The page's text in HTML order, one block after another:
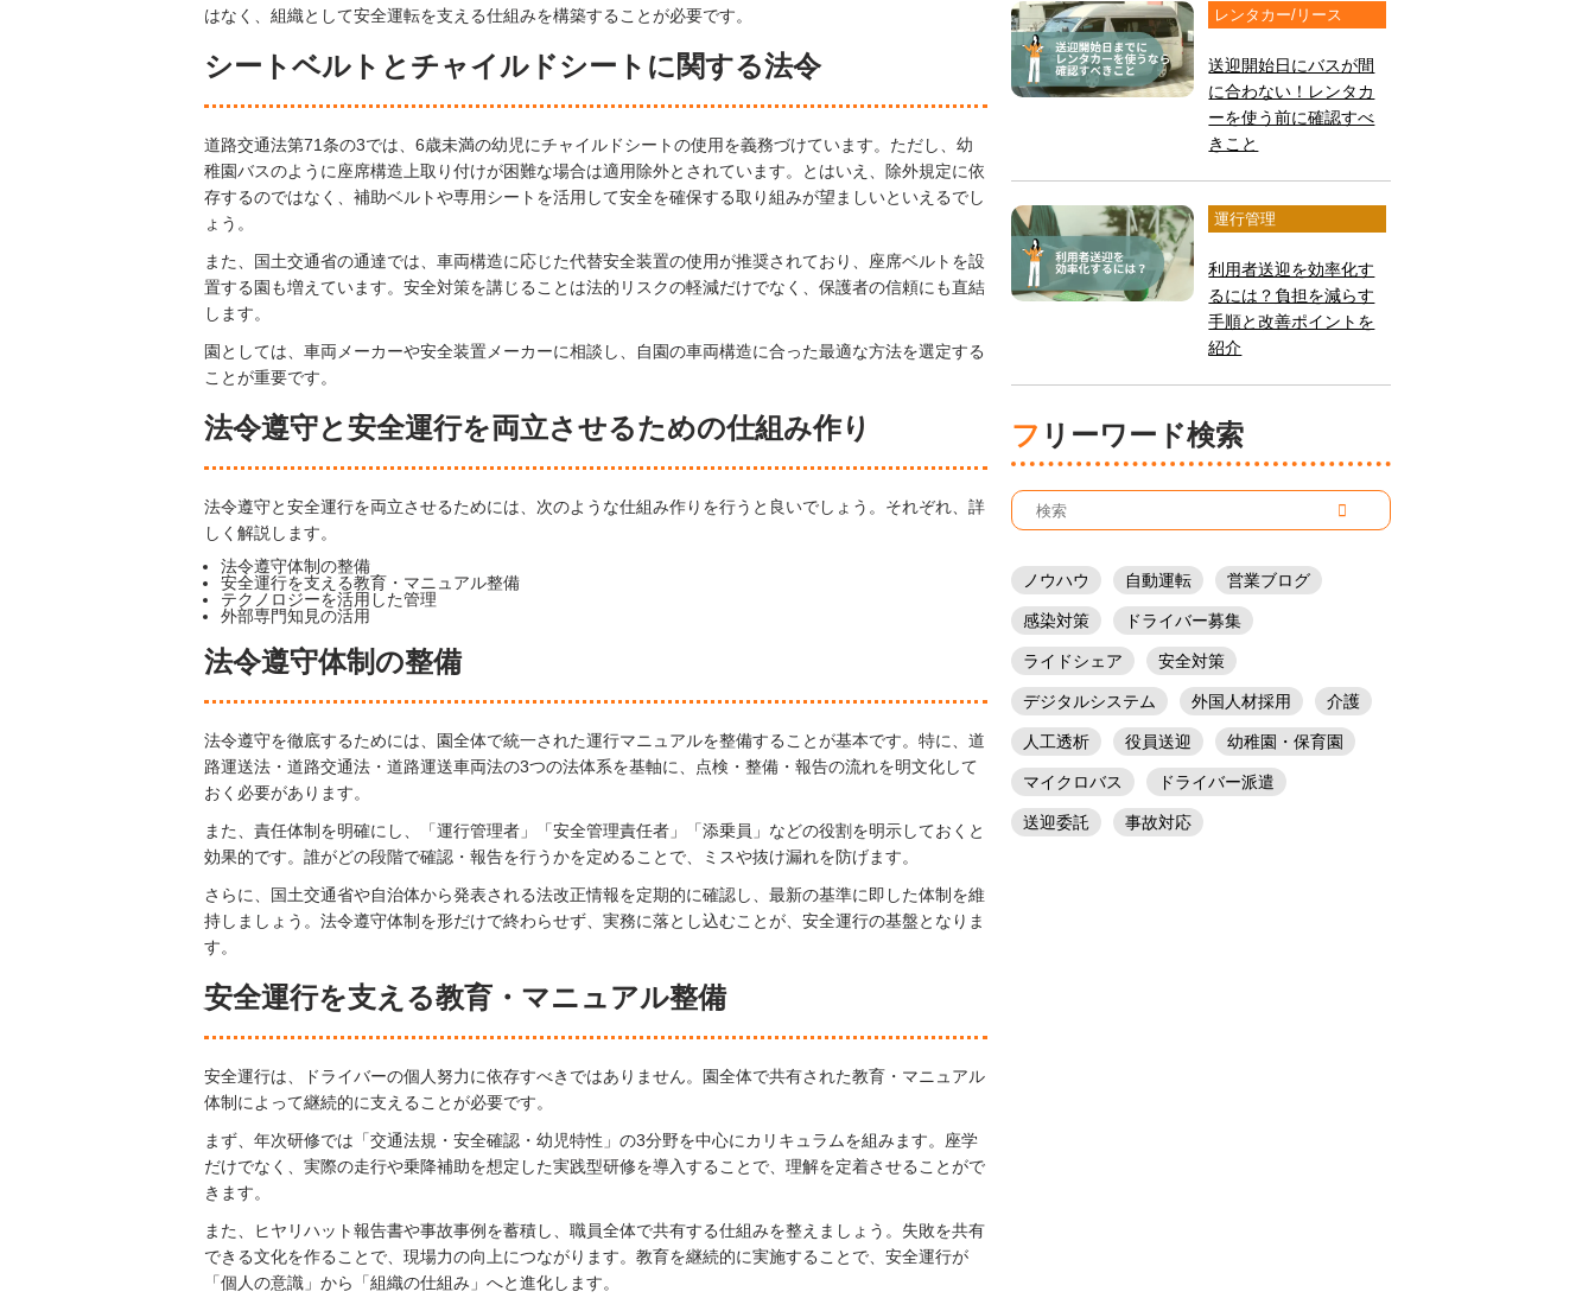
はなく、組織として安全運転を支える仕組みを構築することが必要です。
シートベルトとチャイルドシートに関する法令
道路交通法第71条の3では、6歳未満の幼児にチャイルドシートの使用を義務づけています。ただし、幼
稚園バスのように座席構造上取り付けが困難な場合は適用除外とされています。とはいえ、除外規定に依
存するのではなく、補助ベルトや専用シートを活用して安全を確保する取り組みが望ましいといえるでし
ょう。
また、国土交通省の通達では、車両構造に応じた代替安全装置の使用が推奨されており、座席ベルトを設
置する園も増えています。安全対策を講じることは法的リスクの軽減だけでなく、保護者の信頼にも直結
します。
園としては、車両メーカーや安全装置メーカーに相談し、自園の車両構造に合った最適な方法を選定する
ことが重要です。
法令遵守と安全運行を両立させるための仕組み作り
法令遵守と安全運行を両立させるためには、次のような仕組み作りを行うと良いでしょう。それぞれ、詳
しく解説します。
法令遵守体制の整備
安全運行を支える教育・マニュアル整備
テクノロジーを活用した管理
外部専門知見の活用
法令遵守体制の整備
法令遵守を徹底するためには、園全体で統一された運行マニュアルを整備することが基本です。特に、道
路運送法・道路交通法・道路運送車両法の3つの法体系を基軸に、点検・整備・報告の流れを明文化して
おく必要があります。
また、責任体制を明確にし、「運行管理者」「安全管理責任者」「添乗員」などの役割を明示しておくと
効果的です。誰がどの段階で確認・報告を行うかを定めることで、ミスや抜け漏れを防げます。
さらに、国土交通省や自治体から発表される法改正情報を定期的に確認し、最新の基準に即した体制を維
持しましょう。法令遵守体制を形だけで終わらせず、実務に落とし込むことが、安全運行の基盤となりま
す。
安全運行を支える教育・マニュアル整備
安全運行は、ドライバーの個人努力に依存すべきではありません。園全体で共有された教育・マニュアル
体制によって継続的に支えることが必要です。
まず、年次研修では「交通法規・安全確認・幼児特性」の3分野を中心にカリキュラムを組みます。座学
だけでなく、実際の走行や乗降補助を想定した実践型研修を導入することで、理解を定着させることがで
きます。
また、ヒヤリハット報告書や事故事例を蓄積し、職員全体で共有する仕組みを整えましょう。失敗を共有
できる文化を作ることで、現場力の向上につながります。教育を継続的に実施することで、安全運行が
「個人の意識」から「組織の仕組み」へと進化します。
レンタカー/リース
送迎開始日にバスが間
に合わない！レンタカ
ーを使う前に確認すべ
きこと
運行管理
利用者送迎を効率化す
るには？負担を減らす
手順と改善ポイントを
紹介
フリーワード検索
ノウハウ 自動運転 営業ブログ
感染対策 ドライバー募集
ライドシェア 安全対策
デジタルシステム 外国人材採用 介護
人工透析 役員送迎 幼稚園・保育園
マイクロバス ドライバー派遣
送迎委託 事故対応